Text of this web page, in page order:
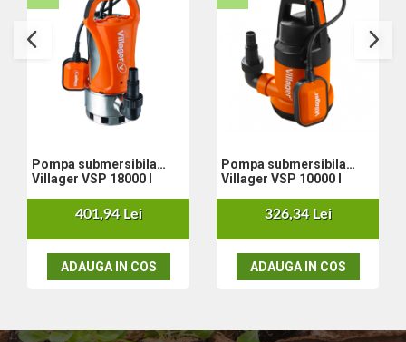
Pompa submersibila
Villager VSP 18000 I
401,94 Lei
ADAUGA IN COS
Pompa submersibila
Villager VSP 10000 l
326,34 Lei
ADAUGA IN COS